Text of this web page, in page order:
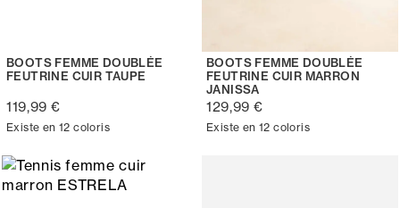
BOOTS FEMME DOUBLÉE
FEUTRINE CUIR TAUPE
119,99 €
Existe en 12 coloris
BOOTS FEMME DOUBLÉE
FEUTRINE CUIR MARRON
JANISSA
129,99 €
Existe en 12 coloris